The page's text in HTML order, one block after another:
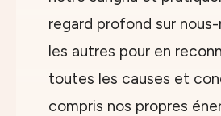
regard profond sur
les autres pour en
toutes les causes et
compris nos propres